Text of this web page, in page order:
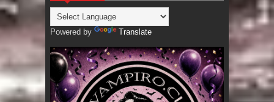
Powered by Translate